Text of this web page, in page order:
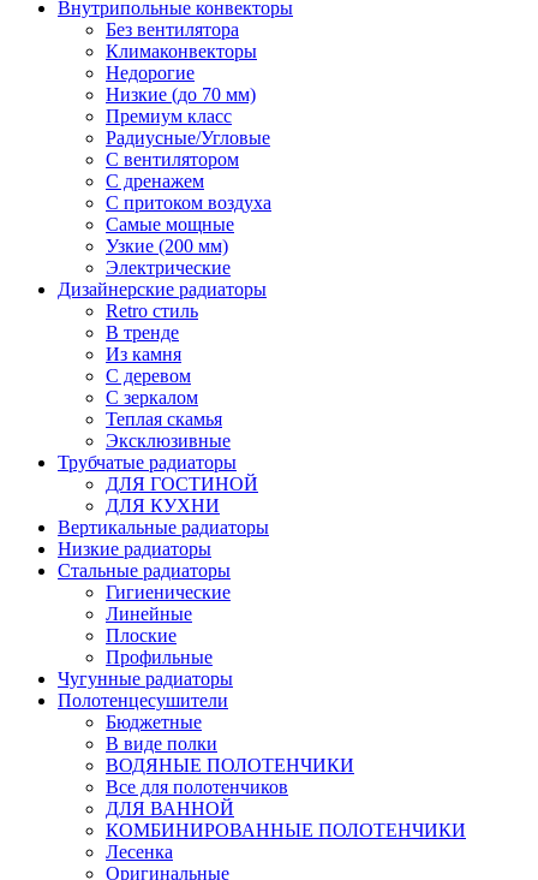
Внутрипольные конвекторы
Без вентилятора
Климаконвекторы
Недорогие
Низкие (до 70 мм)
Премиум класс
Радиусные/Угловые
С вентилятором
С дренажем
С притоком воздуха
Самые мощные
Узкие (200 мм)
Электрические
Дизайнерские радиаторы
Retro стиль
В тренде
Из камня
С деревом
С зеркалом
Теплая скамья
Эксклюзивные
Трубчатые радиаторы
ДЛЯ ГОСТИНОЙ
ДЛЯ КУХНИ
Вертикальные радиаторы
Низкие радиаторы
Стальные радиаторы
Гигиенические
Линейные
Плоские
Профильные
Чугунные радиаторы
Полотенцесушители
Бюджетные
В виде полки
ВОДЯНЫЕ ПОЛОТЕНЧИКИ
Все для полотенчиков
ДЛЯ ВАННОЙ
КОМБИНИРОВАННЫЕ ПОЛОТЕНЧИКИ
Лесенка
Оригинальные